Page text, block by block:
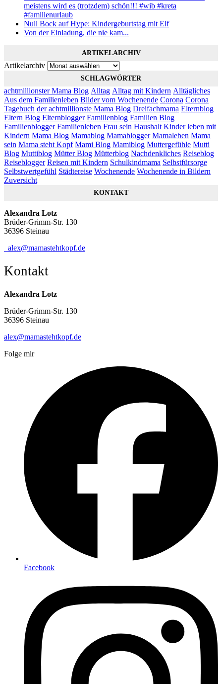
meistens wird es (trotzdem) schön!!! #wib #kreta
#familienurlaub
Null Bock auf Hype: Kindergeburtstag mit Elf
Von der Einladung, die nie kam...
ARTIKELARCHIV
Artikelarchiv
SCHLAGWÖRTER
achtmillionster Mama Blog Alltag Alltag mit Kindern Alltägliches
Aus dem Familienleben Bilder vom Wochenende Corona Corona
Tagebuch der achtmillionste Mama Blog Dreifachmama Elternblog
Eltern Blog Elternblogger Familienblog Familien Blog
Familienblogger Familienleben Frau sein Haushalt Kinder leben mit
Kindern Mama Blog Mamablog Mamablogger Mamaleben Mama
sein Mama steht Kopf Mami Blog Mamiblog Muttergefühle Mutti
Blog Muttiblog Mütter Blog Mütterblog Nachdenkliches Reiseblog
Reiseblogger Reisen mit Kindern Schulkindmama Selbstfürsorge
Selbstwertgefühl Städtereise Wochenende Wochenende in Bildern
Zuversicht
KONTAKT
Alexandra Lotz
Brüder-Grimm-Str. 130
36396 Steinau
alex@mamastehtkopf.de
Kontakt
Alexandra Lotz
Brüder-Grimm-Str. 130
36396 Steinau
alex@mamastehtkopf.de
Folge mir
Facebook